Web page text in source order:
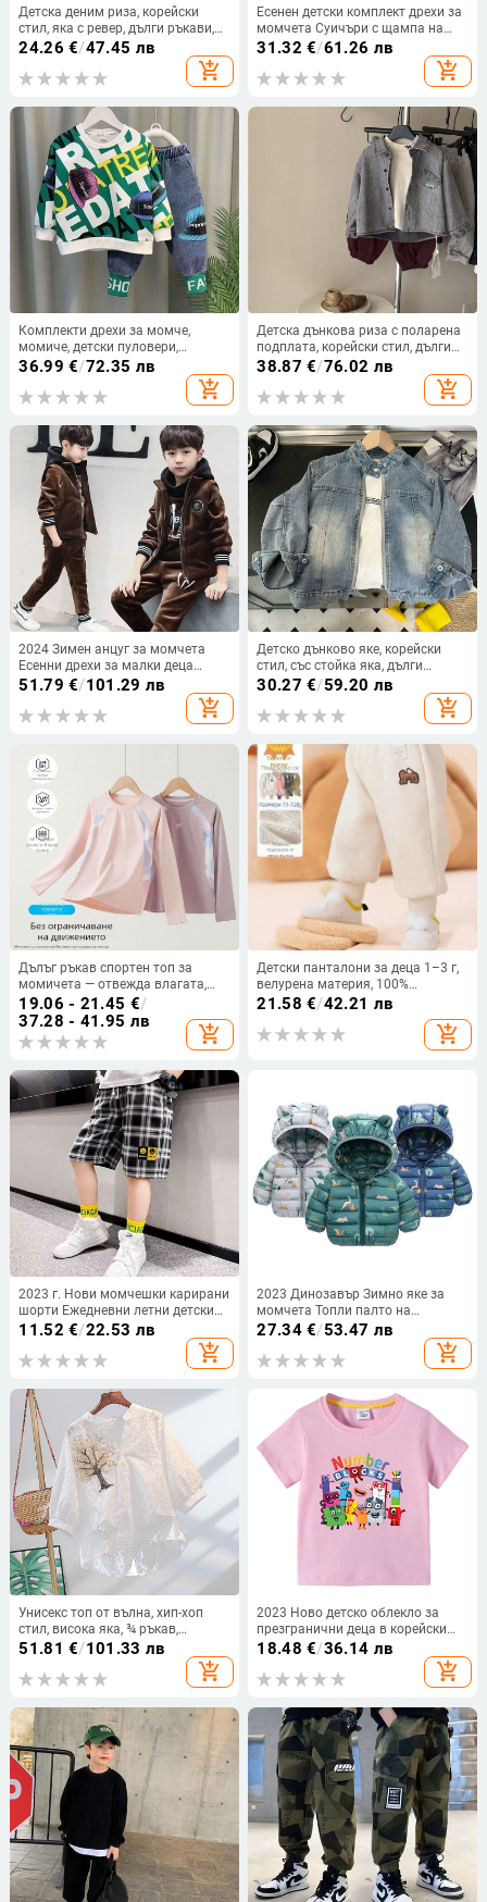
Детска деним риза, корейски
стил, яка с ревер, дълги ръкави,
95% памук, карикатурен принт
24.26 €/47.45 лв
add_shopping_cart
Есенен детски комплект дрехи за
момчета Суичъри с щампа на
букви Пуловер Топ и панталони
Панталони Костюм от 2 части
Костюми за тийнейджърки
31.32 €/61.26 лв
add_shopping_cart
Комплекти дрехи за момче,
момиче, детски пуловери,
суичъри + дънкови панталони, 2
бр., детски дрехи, момче, нов
костюм 2024 2 3 4 5 6 7 8 години
36.99 €/72.35 лв
add_shopping_cart
Детска дънкова риза с поларена
подплата, корейски стил, дълги
ръкави, 95% памук, за деца на
38.87 €/76.02 лв
add_shopping_cart
2024 Зимен анцуг за момчета
Есенни дрехи за малки деца
Тийнейджърски дрехи тигрово
панталон Деца Деца 8 9 10 11 12
51.79 €/101.29 лв
add_shopping_cart
Детско дънково яке, корейски
стил, със стойка яка, дълги
ръкави, ензимно пране
30.27 €/59.20 лв
add_shopping_cart
Дълъг ръкав спортен топ за
момичета — отвежда влагата,
найлонова материя, модел:
букви/абстракт, за възраст 7–12
години
19.06 - 21.45 €/
37.28 - 41.95 лв
add_shopping_cart
Детски панталони за деца 1–3 г,
велурена материя, 100%
полиестер, за пролет/есен/зима
21.58 €/42.21 лв
add_shopping_cart
2023 г. Нови момчешки карирани
шорти Ежедневни летни детски
модни меки дишащи пет
Висококачествено детско
11.52 €/22.53 лв
add_shopping_cart
2023 Динозавър Зимно яке за
момчета Топли палто на
принцеса с качулка и цип
Подарък за рожден ден 1 2 3 4 5
27.34€/53.47 лв
add_shopping_cart
Унисекс топ от вълна, хип-хоп
стил, висока яка, ¾ ръкав,
пуловер
51.81 €/101.33 лв
add_shopping_cart
2023 Ново детско облекло за
презгранични деца в корейски
стил, лятна тениска с къс ръкав
за момчета и момичета, бебешка
тениска с къс ръкав, памук
18.48 €/36.14 лв
add_shopping_cart